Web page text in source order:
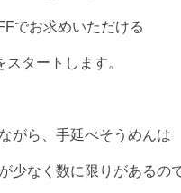
でお求めいただける
スタートします。
がら、手延べそうめんは
少なく数に限りがあるの